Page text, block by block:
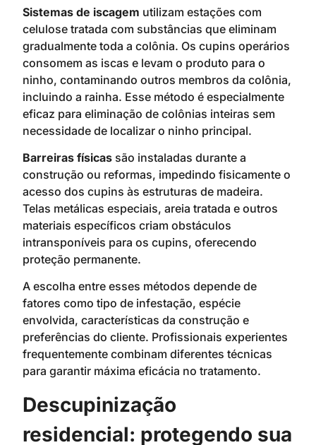
Sistemas de iscagem utilizam estações com
celulose tratada com substâncias que eliminam
gradualmente toda a colônia. Os cupins operários
consomem as iscas e levam o produto para o
ninho, contaminando outros membros da colônia,
incluindo a rainha. Esse método é especialmente
eficaz para eliminação de colônias inteiras sem
necessidade de localizar o ninho principal.
Barreiras físicas são instaladas durante a
construção ou reformas, impedindo fisicamente o
acesso dos cupins às estruturas de madeira.
Telas metálicas especiais, areia tratada e outros
materiais específicos criam obstáculos
intransponíveis para os cupins, oferecendo
proteção permanente.
A escolha entre esses métodos depende de
fatores como tipo de infestação, espécie
envolvida, características da construção e
preferências do cliente. Profissionais experientes
frequentemente combinam diferentes técnicas
para garantir máxima eficácia no tratamento.
Descupinização
residencial: protegendo sua